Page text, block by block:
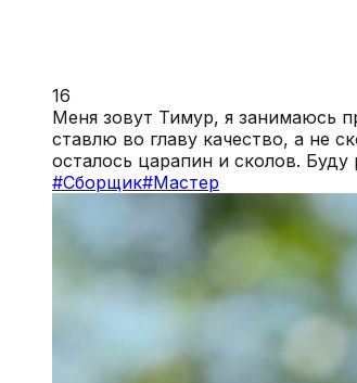
16
Меня зовут Тимур, я занимаюсь
ставлю во главу качество, а не
осталось царапин и сколов.
#Сборщик#Мастер